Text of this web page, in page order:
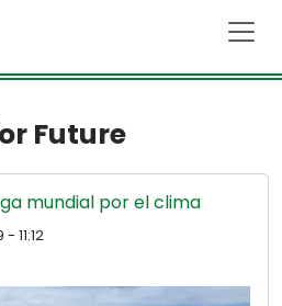
Future
mundial por el clima
11:12